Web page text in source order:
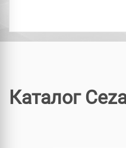
Каталог